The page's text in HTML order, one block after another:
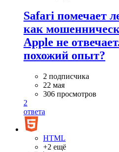
Safari помечает
как
Apple не
похожий опыт?
2 подписчика
22 мая
306 просмотров
2
ответа
HTML
+2 ещё